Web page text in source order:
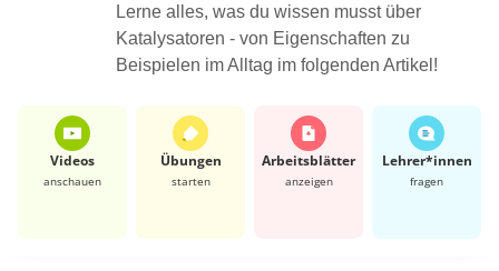
Lerne alles, was du wissen musst über
Katalysatoren - von Eigenschaften zu
Beispielen im Alltag im folgenden Artikel!
Videos
anschauen
Übungen
starten
Arbeits­blätter
anzeigen
Lehrer*​innen
fragen